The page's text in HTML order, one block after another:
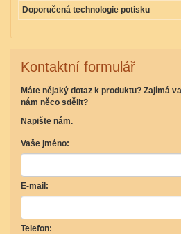
Doporučená technologie potisku
Kontaktní formulář
Máte nějaký dotaz k produktu? Zajímá
nám něco sdělit?
Napište nám.
Vaše jméno:
E-mail:
Telefon: